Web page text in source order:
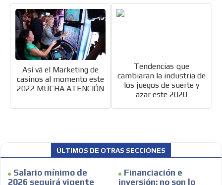
Así vá el Marketing de
casinos al momento este
2022 MUCHA ATENCIÓN
Tendencias que
cambiaran la industria de
los juegos de suerte y
azar este 2020
ÚLTIMOS DE OTRAS SECCIÓNES
Salario mínimo de
2026 seguirá vigente
Financiación e
inversión: no son lo